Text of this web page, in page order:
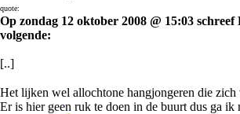
quote:
Op zondag 12 oktober 2008 @ 15:03 schreef
volgende:
[..]
Het lijken wel allochtone hangjongeren die zich
Er is hier geen ruk te doen in de buurt dus ga ik